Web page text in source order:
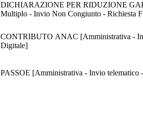
DICHIARAZIONE PER RIDUZIONE
Multiplo - Invio Non Congiunto - Richiesta
CONTRIBUTO ANAC [Amministrativa -
Digitale]
PASSOE [Amministrativa - Invio